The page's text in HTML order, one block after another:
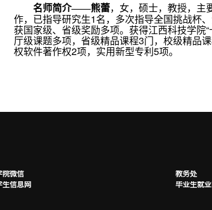
名师简介——熊蕾，女，硕士，教授，主
作，已指导研究生1名，多次指导全国挑战杯
获国家级、省级奖励多项。获得江西科技学院
厅级课题多项，省级精品课程3门，校级精品
权软件著作权2项，实用新型专利5项。
院微信 教务处
生信息网 毕业生就业